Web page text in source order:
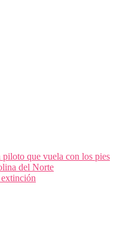
que vuela con los pies
del Norte